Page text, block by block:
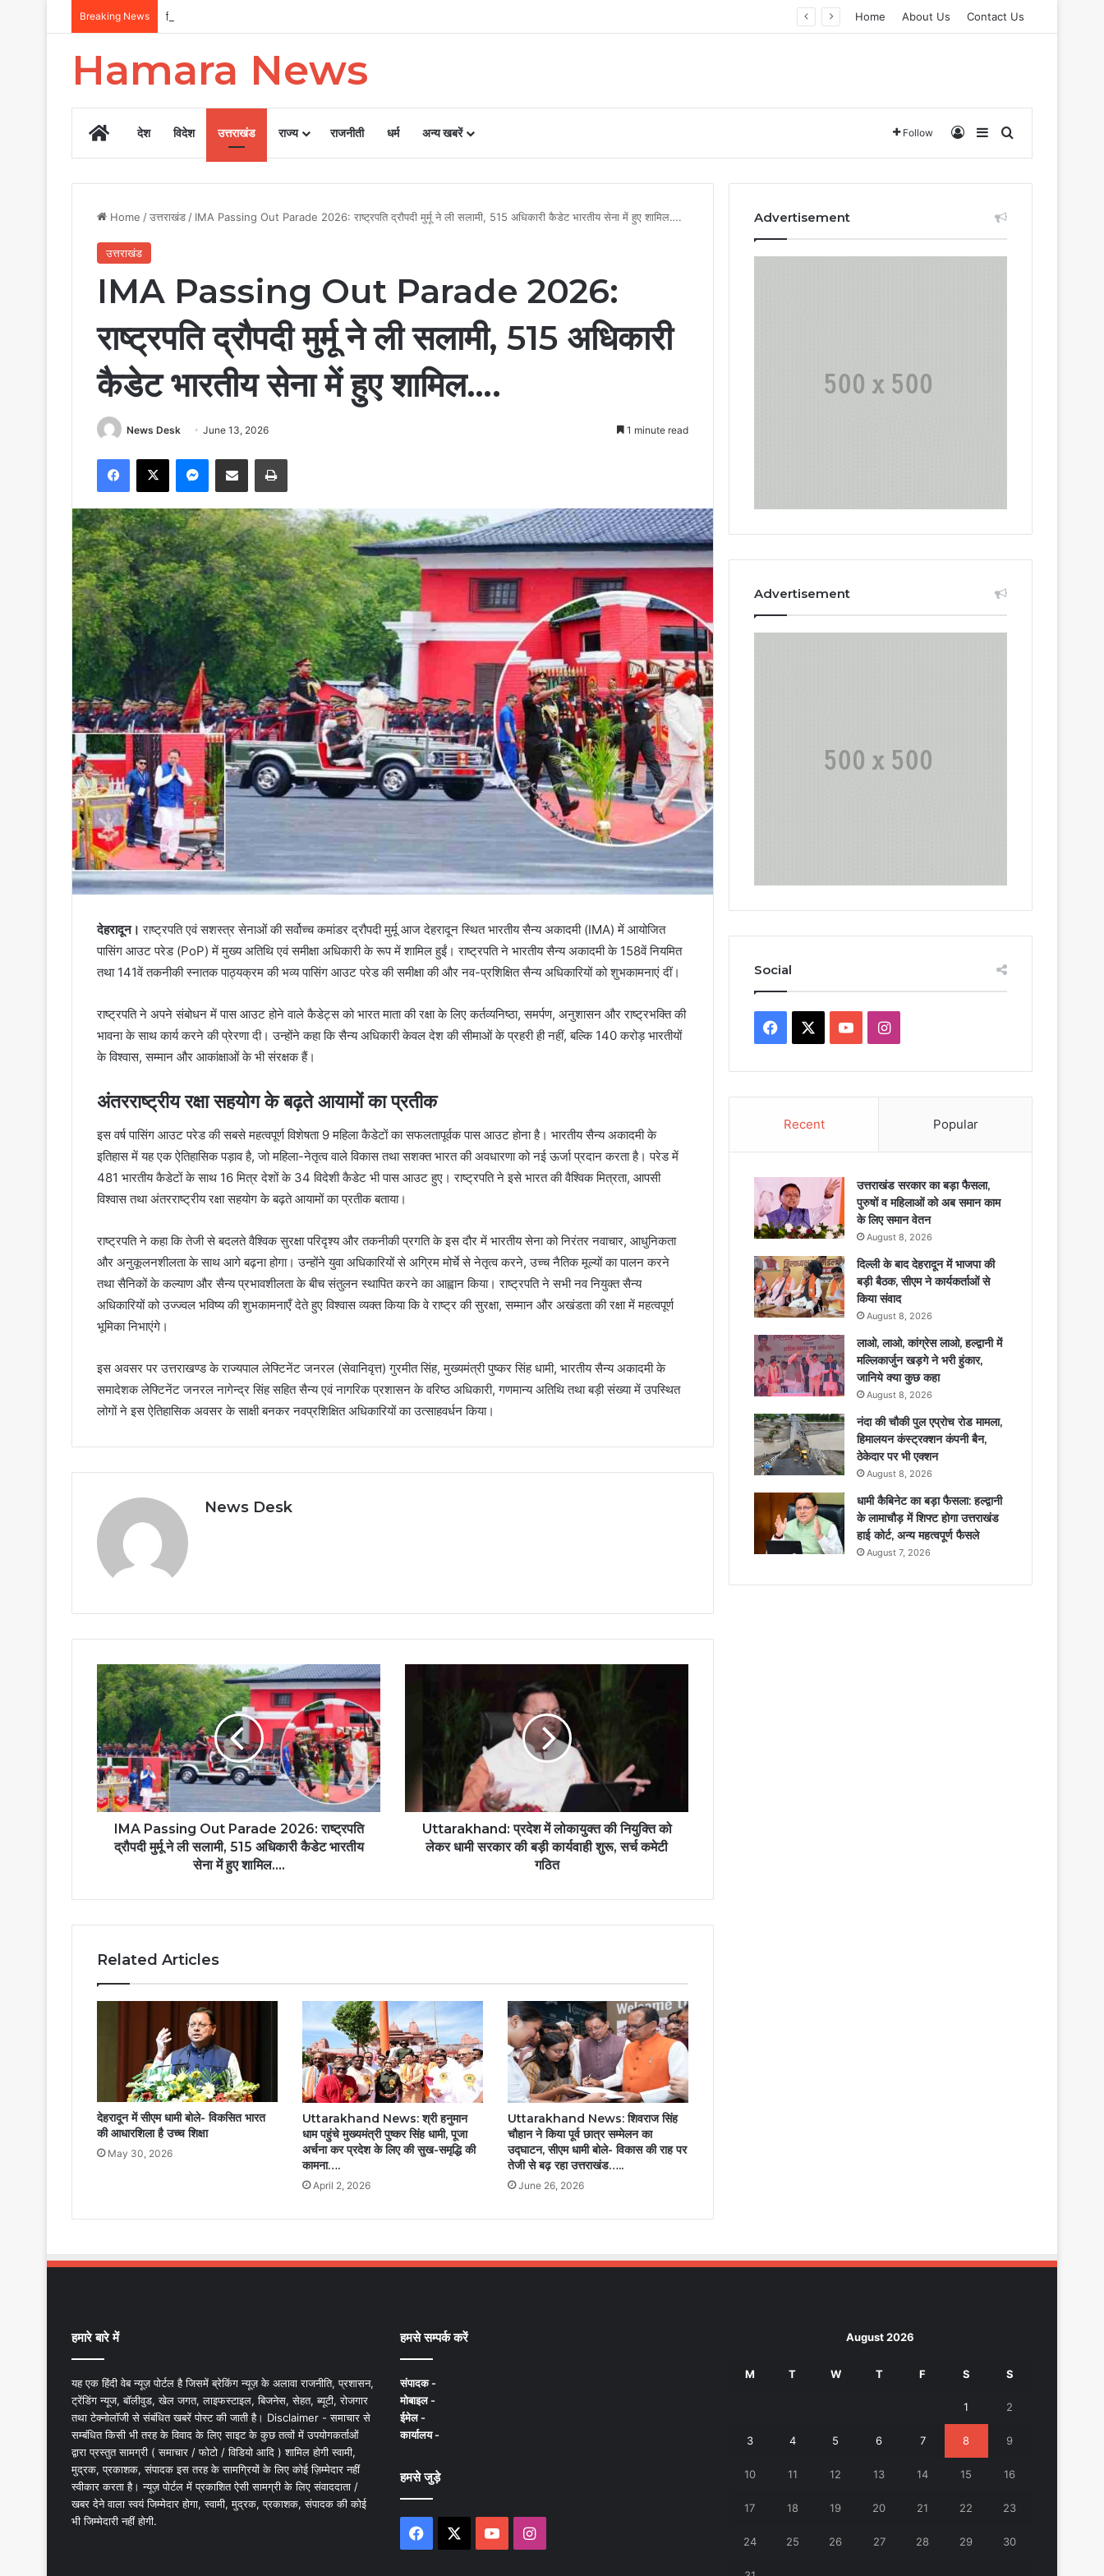
Breaking News दिल्ली के बाद देहरादून में भाजपा की बड़ी बैठक, सीएम ने कार्यकर्ताओं से किया संवाद Home About Us Contact Us
Hamara News
Homeदेश विदेश उत्तराखंड राज्य राजनीती धर्म अन्य खबरें Follow Log InSidebarSearch for
Home /उत्तराखंड / IMA Passing Out Parade 2026: राष्ट्रपति द्रौपदी मुर्मू ने ली सलामी, 515 अधिकारी कैडेट भारतीय सेना में हुए शामिल….
उत्तराखंड
IMA Passing Out Parade 2026:
राष्ट्रपति द्रौपदी मुर्मू ने ली सलामी, 515 अधिकारी
कैडेट भारतीय सेना में हुए शामिल….
News Desk June 13, 2026 1 minute read
Facebook
X Messenger
Share via Email Print
देहरादून। राष्ट्रपति एवं सशस्त्र सेनाओं की सर्वोच्च कमांडर द्रौपदी मुर्मू आज देहरादून स्थित भारतीय सैन्य अकादमी (IMA) में आयोजित
पासिंग आउट परेड (PoP) में मुख्य अतिथि एवं समीक्षा अधिकारी के रूप में शामिल हुईं। राष्ट्रपति ने भारतीय सैन्य अकादमी के 158वें नियमित
तथा 141वें तकनीकी स्नातक पाठ्यक्रम की भव्य पासिंग आउट परेड की समीक्षा की और नव-प्रशिक्षित सैन्य अधिकारियों को शुभकामनाएं दीं।
राष्ट्रपति ने अपने संबोधन में पास आउट होने वाले कैडेट्स को भारत माता की रक्षा के लिए कर्तव्यनिष्ठा, समर्पण, अनुशासन और राष्ट्रभक्ति की
भावना के साथ कार्य करने की प्रेरणा दी। उन्होंने कहा कि सैन्य अधिकारी केवल देश की सीमाओं के प्रहरी ही नहीं, बल्कि 140 करोड़ भारतीयों
के विश्वास, सम्मान और आकांक्षाओं के भी संरक्षक हैं।
अंतरराष्ट्रीय रक्षा सहयोग के बढ़ते आयामों का प्रतीक
इस वर्ष पासिंग आउट परेड की सबसे महत्वपूर्ण विशेषता 9 महिला कैडेटों का सफलतापूर्वक पास आउट होना है। भारतीय सैन्य अकादमी के
इतिहास में यह एक ऐतिहासिक पड़ाव है, जो महिला-नेतृत्व वाले विकास तथा सशक्त भारत की अवधारणा को नई ऊर्जा प्रदान करता है। परेड में
481 भारतीय कैडेटों के साथ 16 मित्र देशों के 34 विदेशी कैडेट भी पास आउट हुए। राष्ट्रपति ने इसे भारत की वैश्विक मित्रता, आपसी
विश्वास तथा अंतरराष्ट्रीय रक्षा सहयोग के बढ़ते आयामों का प्रतीक बताया।
राष्ट्रपति ने कहा कि तेजी से बदलते वैश्विक सुरक्षा परिदृश्य और तकनीकी प्रगति के इस दौर में भारतीय सेना को निरंतर नवाचार, आधुनिकता
और अनुकूलनशीलता के साथ आगे बढ़ना होगा। उन्होंने युवा अधिकारियों से अग्रिम मोर्चे से नेतृत्व करने, उच्च नैतिक मूल्यों का पालन करने
तथा सैनिकों के कल्याण और सैन्य प्रभावशीलता के बीच संतुलन स्थापित करने का आह्वान किया। राष्ट्रपति ने सभी नव नियुक्त सैन्य
अधिकारियों को उज्ज्वल भविष्य की शुभकामनाएँ देते हुए विश्वास व्यक्त किया कि वे राष्ट्र की सुरक्षा, सम्मान और अखंडता की रक्षा में महत्वपूर्ण
भूमिका निभाएंगे।
इस अवसर पर उत्तराखण्ड के राज्यपाल लेफ्टिनेंट जनरल (सेवानिवृत्त) गुरमीत सिंह, मुख्यमंत्री पुष्कर सिंह धामी, भारतीय सैन्य अकादमी के
समादेशक लेफ्टिनेंट जनरल नागेन्द्र सिंह सहित सैन्य एवं नागरिक प्रशासन के वरिष्ठ अधिकारी, गणमान्य अतिथि तथा बड़ी संख्या में उपस्थित
लोगों ने इस ऐतिहासिक अवसर के साक्षी बनकर नवप्रशिक्षित अधिकारियों का उत्साहवर्धन किया।
News Desk
IMA Passing Out Parade 2026: राष्ट्रपति
द्रौपदी मुर्मू ने ली सलामी, 515 अधिकारी कैडेट भारतीय
सेना में हुए शामिल….
Uttarakhand: प्रदेश में लोकायुक्त की नियुक्ति को
लेकर धामी सरकार की बड़ी कार्यवाही शुरू, सर्च कमेटी
गठित
Related Articles
देहरादून में सीएम धामी बोले- विकसित भारत
की आधारशिला है उच्च शिक्षा
May 30, 2026
Uttarakhand News: श्री हनुमान
धाम पहुंचे मुख्यमंत्री पुष्कर सिंह धामी, पूजा
अर्चना कर प्रदेश के लिए की सुख-समृद्धि की
कामना….
April 2, 2026
Uttarakhand News: शिवराज सिंह
चौहान ने किया पूर्व छात्र सम्मेलन का
उद्घाटन, सीएम धामी बोले- विकास की राह पर
तेजी से बढ़ रहा उत्तराखंड…..
June 26, 2026
Advertisement
Advertisement
Social
Facebook YouTubeInstagram
Recent Popular
उत्तराखंड सरकार का बड़ा फैसला,
पुरुषों व महिलाओं को अब समान काम
के लिए समान वेतन
August 8, 2026
दिल्ली के बाद देहरादून में भाजपा की
बड़ी बैठक, सीएम ने कार्यकर्ताओं से
किया संवाद
August 8, 2026
लाओ, लाओ, कांग्रेस लाओ, हल्द्वानी में
मल्लिकार्जुन खड़गे ने भरी हुंकार,
जानिये क्या कुछ कहा
August 8, 2026
नंदा की चौकी पुल एप्रोच रोड मामला,
हिमालयन कंस्ट्रक्शन कंपनी बैन,
ठेकेदार पर भी एक्शन
August 8, 2026
धामी कैबिनेट का बड़ा फैसला: हल्द्वानी
के लामाचौड़ में शिफ्ट होगा उत्तराखंड
हाई कोर्ट, अन्य महत्वपूर्ण फैसले
August 7, 2026
हमारे बारे में
यह एक हिंदी वेब न्यूज़ पोर्टल है जिसमें ब्रेकिंग न्यूज़ के अलावा राजनीति, प्रशासन,
ट्रेंडिंग न्यूज, बॉलीवुड, खेल जगत, लाइफस्टाइल, बिजनेस, सेहत, ब्यूटी, रोजगार
तथा टेक्नोलॉजी से संबंधित खबरें पोस्ट की जाती है। Disclaimer - समाचार से
सम्बंधित किसी भी तरह के विवाद के लिए साइट के कुछ तत्वों में उपयोगकर्ताओं
द्वारा प्रस्तुत सामग्री ( समाचार / फोटो / विडियो आदि ) शामिल होगी स्वामी,
मुद्रक, प्रकाशक, संपादक इस तरह के सामग्रियों के लिए कोई ज़िम्मेदार नहीं
स्वीकार करता है। न्यूज़ पोर्टल में प्रकाशित ऐसी सामग्री के लिए संवाददाता /
खबर देने वाला स्वयं जिम्मेदार होगा, स्वामी, मुद्रक, प्रकाशक, संपादक की कोई
भी जिम्मेदारी नहीं होगी.
हमसे सम्पर्क करें
संपादक -
मोबाइल -
ईमेल -
कार्यालय -
हमसे जुड़े
Facebook YouTubeInstagram
August 2026
M T W T F S S
1 2
3 4 5 6 7 8 9
10 11 12 13 14 15 16
17 18 19 20 21 22 23
24 25 26 27 28 29 30